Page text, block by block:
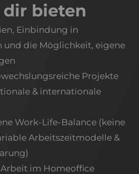
bieten
Einbindung in
und die Möglichkeit, eigene
Projekte
& internationale
Work-Life-Balance (keine
Arbeitszeitmodelle &
im Homeoffice